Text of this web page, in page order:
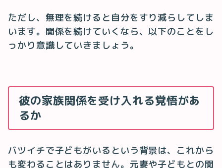
ただし、無理を続けると自分をすり減らしてしま
います。関係を続けていくなら、以下のことをし
っかり意識していきましょう。
彼の家族関係を受け入れる覚悟があ
るか
バツイチで子どもがいるという背景は、これから
も変わることはありません。元妻や子どもとの関